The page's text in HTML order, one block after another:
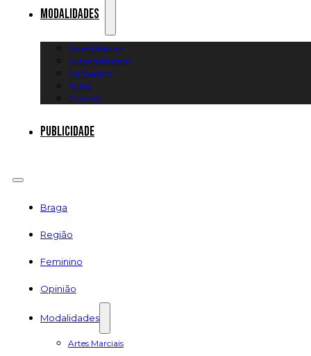
Modalidades
Artes Marciais
Automobilismo
Canoagem
Futsal
Diversos
Publicidade
Braga
Região
Feminino
Opinião
Modalidades
Artes Marciais